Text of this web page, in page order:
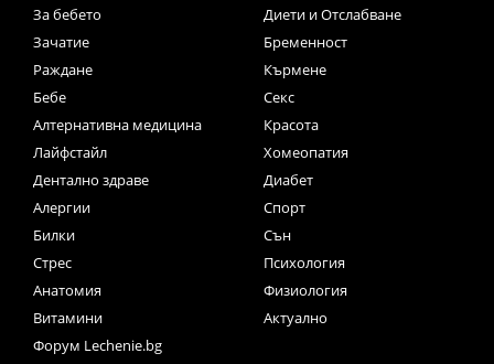
За бебето
Диети и Отслабване
Зачатие
Бременност
Раждане
Кърмене
Бебе
Секс
Алтернативна медицина
Красота
Лайфстайл
Хомеопатия
Дентално здраве
Диабет
Алергии
Спорт
Билки
Сън
Стрес
Психология
Анатомия
Физиология
Витамини
Актуално
Форум Lechenie.bg